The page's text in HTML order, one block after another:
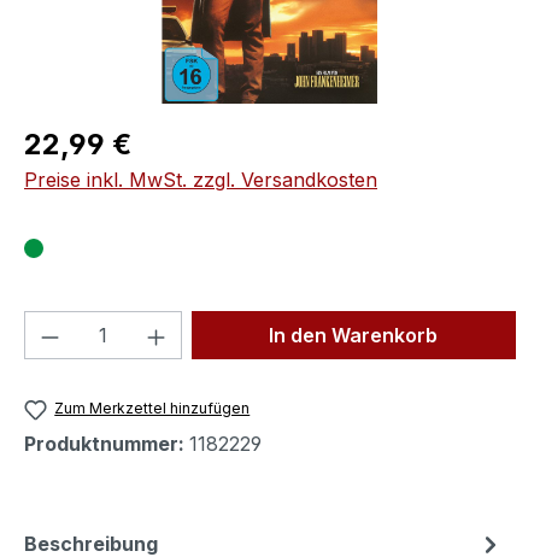
Regulärer Preis:
22,99 €
Preise inkl. MwSt. zzgl. Versandkosten
Produkt Anzahl: Gib denIn den Warenkorb
Zum Merkzettel hinzufügen
Produktnummer: 1182229
Beschreibung